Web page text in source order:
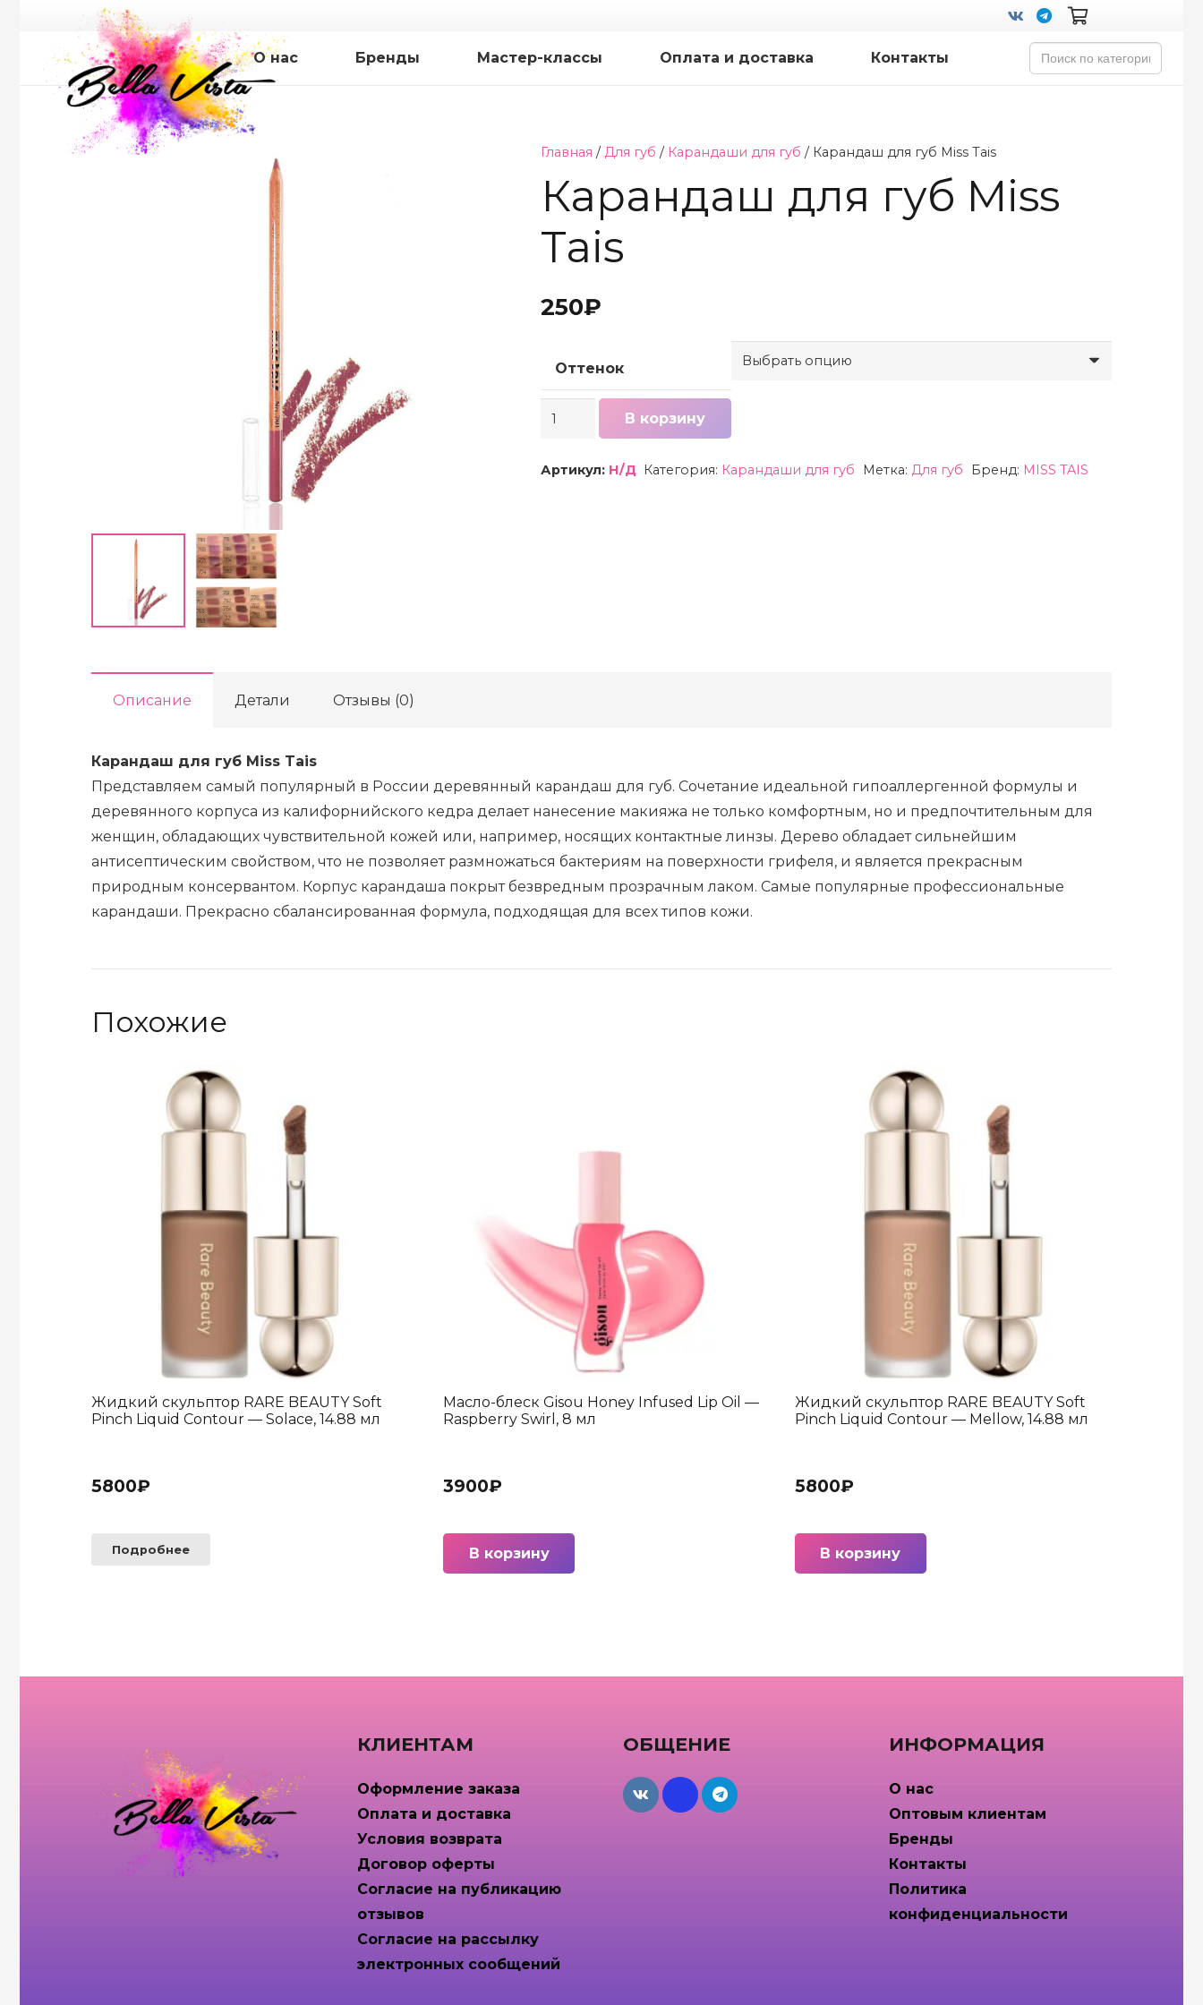
О нас Бренды Мастер-классы Оплата и доставка Контакты
Search
for:
Главная / Для губ / Карандаши для губ / Карандаш для губ Miss Tais
Карандаш для губ Miss
Tais
250₽
Оттенок
Количество
В корзину
Артикул: Н/Д Категория: Карандаши для губ Метка: Для губ Бренд: MISS TAIS
Описание Детали Отзывы (0)
Карандаш для губ Miss Tais
Представляем самый популярный в России деревянный карандаш для губ. Сочетание идеальной гипоаллергенной формулы и
деревянного корпуса из калифорнийского кедра делает нанесение макияжа не только комфортным, но и предпочтительным для
женщин, обладающих чувствительной кожей или, например, носящих контактные линзы. Дерево обладает сильнейшим
антисептическим свойством, что не позволяет размножаться бактериям на поверхности грифеля, и является прекрасным
природным консервантом. Корпус карандаша покрыт безвредным прозрачным лаком. Самые популярные профессиональные
карандаши. Прекрасно сбалансированная формула, подходящая для всех типов кожи.
Похожие
Жидкий скульптор RARE BEAUTY Soft
Pinch Liquid Contour — Solace, 14.88 мл
5800₽
Подробнее
Масло-блеск Gisou Honey Infused Lip Oil —
Raspberry Swirl, 8 мл
3900₽
В корзину
Жидкий скульптор RARE BEAUTY Soft
Pinch Liquid Contour — Mellow, 14.88 мл
5800₽
В корзину
КЛИЕНТАМ
Оформление заказа
Оплата и доставка
Условия возврата
Договор оферты
Согласие на публикацию
отзывов
Согласие на рассылку
электронных сообщений
ОБЩЕНИЕ
maxcdn
ИНФОРМАЦИЯ
О нас
Оптовым клиентам
Бренды
Контакты
Политика
конфиденциальности